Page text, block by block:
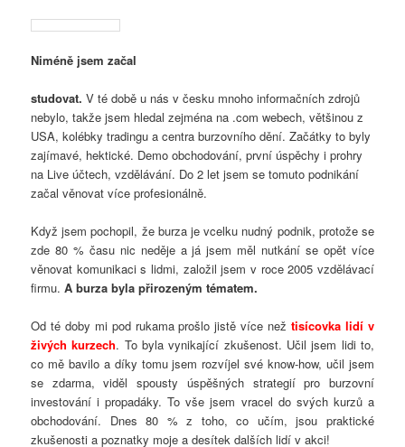
Niméně jsem začal
studovat. V té době u nás v česku mnoho informačních zdrojů
nebylo, takže jsem hledal zejména na .com webech, většinou z
USA, kolébky tradingu a centra burzovního dění. Začátky to byly
zajímavé, hektické. Demo obchodování, první úspěchy i prohry
na Live účtech, vzdělávání. Do 2 let jsem se tomuto podnikání
začal věnovat více profesionálně.
Když jsem pochopil, že burza je vcelku nudný podnik, protože se
zde 80 % času nic neděje a já jsem měl nutkání se opět více
věnovat komunikaci s lidmi, založil jsem v roce 2005 vzdělávací
firmu.A burza byla přirozeným tématem.
Od té doby mi pod rukama prošlo jistě více nežtisícovka lidí v
živých kurzech. To byla vynikající zkušenost. Učil jsem lidi to,
co mě bavilo a díky tomu jsem rozvíjel své know-how, učil jsem
se zdarma, viděl spousty úspěšných strategií pro burzovní
investování i propadáky. To vše jsem vracel do svých kurzů a
obchodování. Dnes 80 % z toho, co učím, jsou praktické
zkušenosti a poznatky moje a desítek dalších lidí v akci!